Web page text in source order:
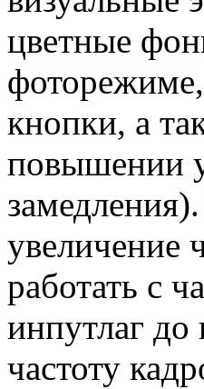
цветные
кнопки, а
повышении
увеличение
работать с
инпутлаг
частоту